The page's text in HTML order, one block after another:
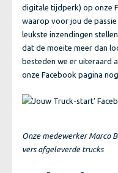
digitale tijdperk) op onze
waarop voor jou de
leukste inzendingen
dat de moeite meer dan
besteden we er uiteraard
onze Facebook pagina
Onze medewerker Marco
vers afgeleverde trucks